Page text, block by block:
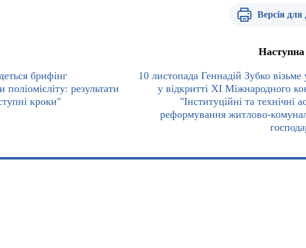
Версія для
брифінг
результати
кроки"
Наступна
10 листопада Геннадій Зубко візьме
у відкритті ХІ Міжнародного
"Інституційні та технічні
реформування житлово-